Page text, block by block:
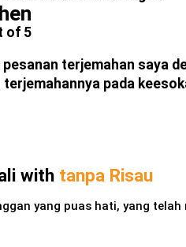
of 5
terjemahan saya
terjemahannya pada
with tanpa Risau
yang puas hati, yang telah